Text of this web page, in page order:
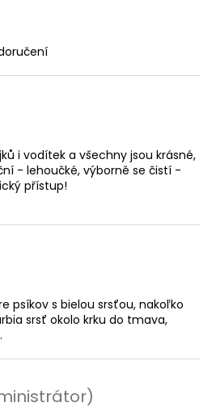
i vodítek a všechny jsou krásné,
- lehoučké, výborně se čistí -
přístup!
psíkov s bielou srsťou, nakoľko
srsť okolo krku do tmava,